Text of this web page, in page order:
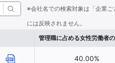
※会社名での検索対象は「企業
には反映されません。
管理職に占める女性労働者
40.00%